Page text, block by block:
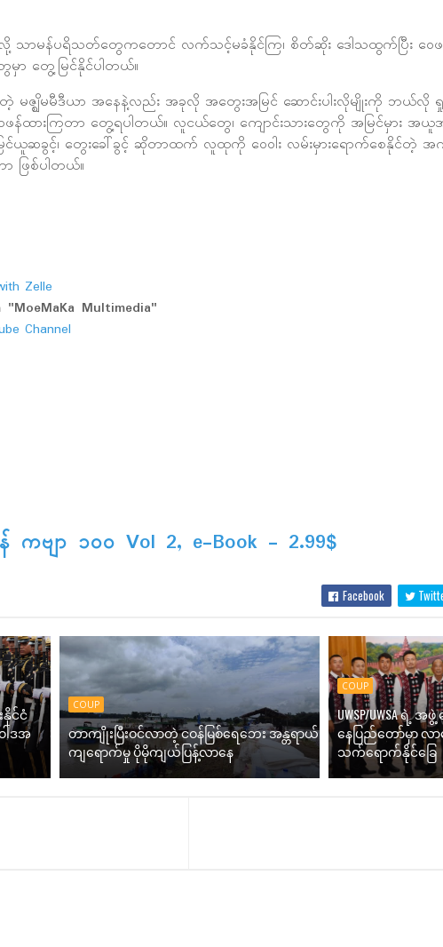
လို့ သာမန်ပရိသတ်တွေကတောင် လက်သင့်မခံနိုင်ကြ၊ စိတ်ဆိုး ဒေါသထွက်ပြီး ဝ
ေမှာ တွေ့မြင်နိုင်ပါတယ်။
ဇ္ဈိမမီဒီယာ အနေနဲ့လည်း အခုလို အတွေးအမြင် ဆောင်းပါးလိုမျိုးကို ဘယ်လို ရှု
န်ထားကြတာ တွေ့ရပါတယ်။ လူငယ်တွေ၊ ကျောင်းသားတွေကို အမြင်မှား အ
ြင်ယူဆခွင့်၊ တွေးခေါ်ခွင့် ဆိုတာထက် လူထုကို ဝေဝါး လမ်းမှားရောက်စေနိုင်တဲ့
ဖြစ်ပါတယ်။
Zelle
"MoeMaKa Multimedia"
Channel
ဗျာ ၁၀၀ Vol 2, e-Book - 2.99$
Facebook
င်ငံ
ါဒအ
COUP
တာကျိုးပြီးဝင်လာတဲ့ ငဝန်မြစ်ရေဘေး အန္တရာယ်
ကျရောက်မှု ပိုမိုကျယ်ပြန့်လာနေ
COUP
UWSP/UWSA ရဲ့
နေပြည်တော်မှာ လ
သက်ရောက်နိုင်ခြေ